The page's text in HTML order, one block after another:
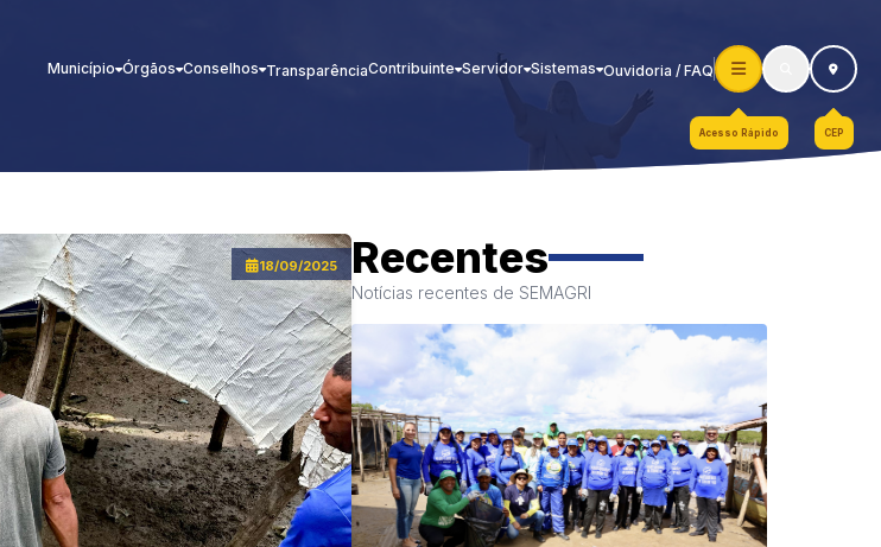
Município Órgãos Conselhos TransparênciaContribuinte Servidor Sistemas Ouvidoria / FAQ
Acesso Rápido CEP
18/09/2025 Recentes
Notícias recentes de SEMAGRI